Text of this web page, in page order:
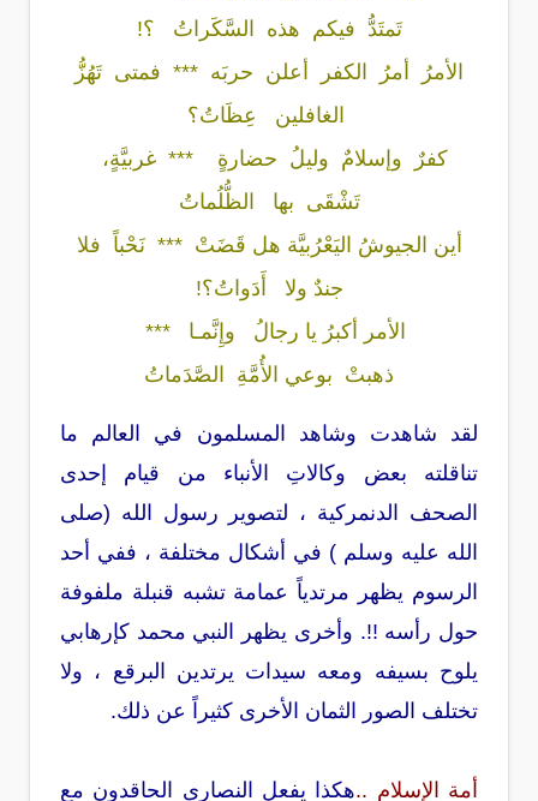
تَمتَدُّ فيكم هذه السَّكَراتُ ؟!
الأمرُ أمرُ الكفر أعلن حربَه *** فمتى تَهُزُّ
الغافلين عِظَاتُ؟
كفرٌ وإسلامٌ وليلُ حضارةٍ *** غربيَّةٍ،
تَشْقَى بها الظُّلُماتُ
أين الجيوشُ اليَعْرُبيَّة هل قَضَتْ *** نَحْباً فلا
جندٌ ولا أَدَواتُ؟!
الأمر أكبرُ يا رجالُ وإِنَّمـا ***
ذهبتْ بوعي الأُمَّةِ الصَّدَماتُ
لقد شاهدت وشاهد المسلمون في العالم ما
تناقلته بعض وكالاتِ الأنباء من قيام إحدى
الصحف الدنمركية ، لتصوير رسول الله (صلى
الله عليه وسلم ) في أشكال مختلفة ، ففي أحد
الرسوم يظهر مرتدياً عمامة تشبه قنبلة ملفوفة
حول رأسه !!. وأخرى يظهر النبي محمد كإرهابي
يلوح بسيفه ومعه سيدات يرتدين البرقع ، ولا
تختلف الصور الثمان الأخرى كثيراً عن ذلك.
أمة الإسلام ..هكذا يفعل النصارى الحاقدون مع